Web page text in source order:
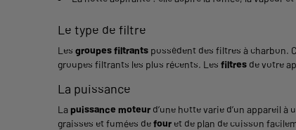
Le type de filtre
Les groupes filtrants possèdent des filtres à charbon.
groupes filtrants les plus récents. Les filtres de votre
La puissance
Lapuissance moteur d’une hotte varie d’un appareil à
graisses et fumées defour et de plan de cuisson